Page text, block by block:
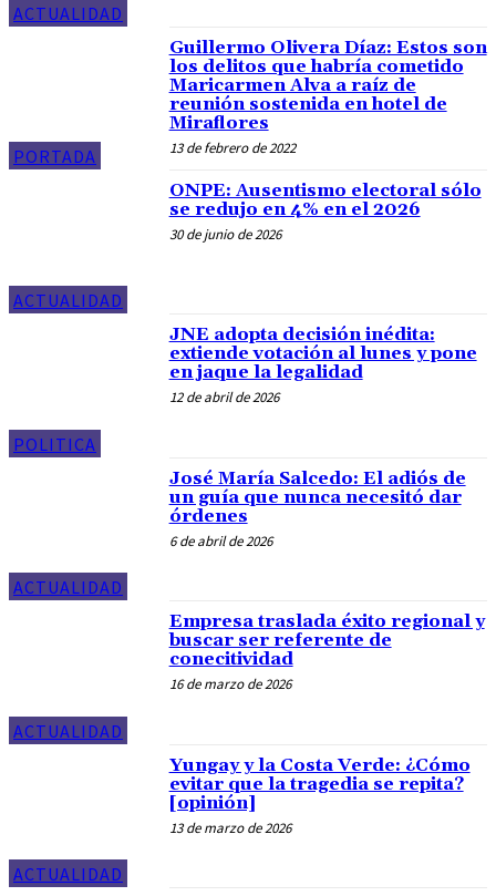
ACTUALIDAD
PORTADA
Guillermo Olivera Díaz: Estos son
los delitos que habría cometido
Maricarmen Alva a raíz de
reunión sostenida en hotel de
Miraflores
13 de febrero de 2022
ACTUALIDAD
ONPE: Ausentismo electoral sólo
se redujo en 4% en el 2026
30 de junio de 2026
POLITICA
JNE adopta decisión inédita:
extiende votación al lunes y pone
en jaque la legalidad
12 de abril de 2026
ACTUALIDAD
José María Salcedo: El adiós de
un guía que nunca necesitó dar
órdenes
6 de abril de 2026
ACTUALIDAD
Empresa traslada éxito regional y
buscar ser referente de
conecitividad
16 de marzo de 2026
ACTUALIDAD
Yungay y la Costa Verde: ¿Cómo
evitar que la tragedia se repita?
[opinión]
13 de marzo de 2026